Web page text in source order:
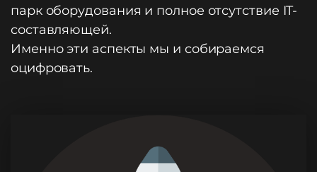
парк оборудования и полное отсутствие IT-
составляющей.
Именно эти аспекты мы и собираемся
оцифровать.